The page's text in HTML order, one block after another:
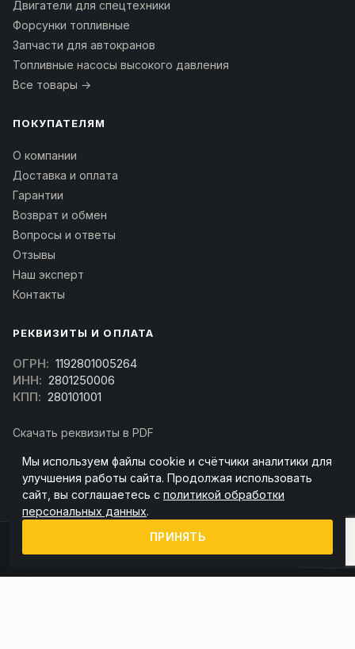
Двигатели для спецтехники
Форсунки топливные
Запчасти для автокранов
Топливные насосы высокого давления
Все товары →
ПОКУПАТЕЛЯМ
О компании
Доставка и оплата
Гарантии
Возврат и обмен
Вопросы и ответы
Отзывы
Наш эксперт
Контакты
РЕКВИЗИТЫ И ОПЛАТА
ОГРН: 1192801005264
ИНН: 2801250006
КПП: 280101001
Скачать реквизиты в PDF
(Скачать договор)
Мы используем файлы cookie и счётчики аналитики для
улучшения работы сайта. Продолжая использовать
сайт, вы соглашаетесь с политикой обработки
персональных данных.
ПРИНЯТЬ